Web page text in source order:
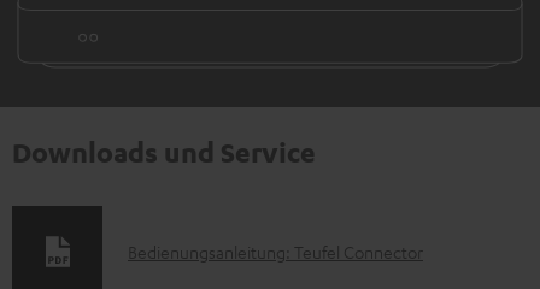
Downloads und Service
D
Bedienungsanleitung: Teufel Connector